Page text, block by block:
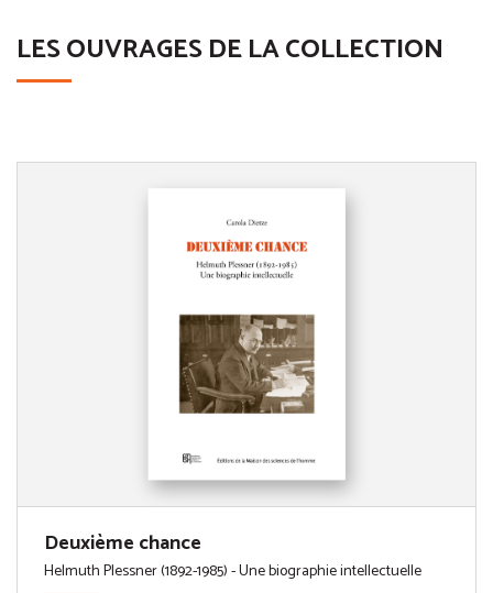
LES OUVRAGES DE LA COLLECTION
Deuxième chance
Helmuth Plessner (1892-1985) - Une biographie intellectuelle